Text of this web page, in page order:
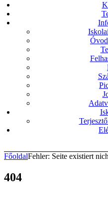
FőoldalFehler: Seite existiert
404